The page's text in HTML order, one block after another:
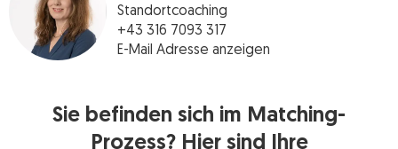
Standortcoaching
+43 316 7093 317
E-Mail Adresse anzeigen
Sie befinden sich im Matching-
Prozess? Hier sind Ihre